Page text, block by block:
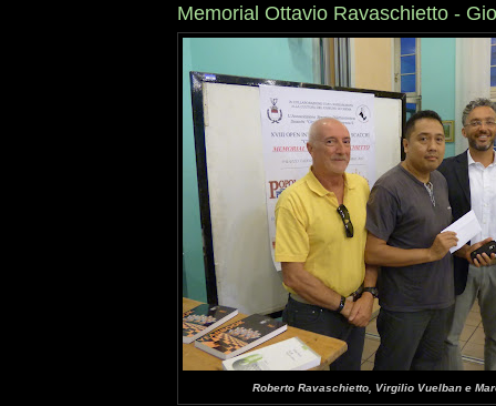
Memorial Ottavio Ravaschietto -
Roberto Ravaschietto, Virgilio Vuelban e